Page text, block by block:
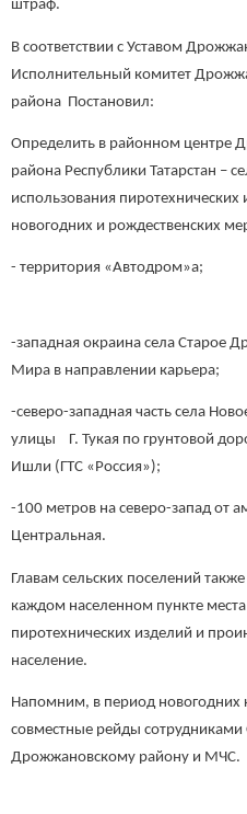
штраф.
В соответствии с Уставом Дрожж
Исполнительный комитет
района Постановил:
Определить в районном центре
района Республики Татарстан –
использования
новогодних и рождественских
- территория «Автодром»а;
-западная окраина села Старое
Мира в направлении карьера;
-северо-западная часть села
улицы Г. Тукая по грунтовой
Ишли (ГТС «Россия»);
-100 метров на северо-запад от
Центральная.
Главам сельских поселений
каждом населенном пункте
пиротехнических изделий и
население.
Напомним, в период новогодних
совместные рейды
Дрожжановскому району и МЧС.